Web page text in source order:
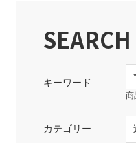
キーワード
商
カテゴリー